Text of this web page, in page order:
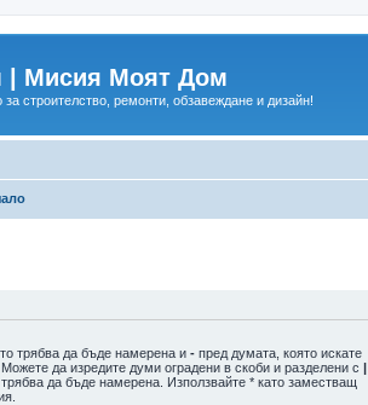
| Мисия Моят Дом
за строителство, ремонти, обзавеждане и дизайн!
трябва да бъде намерена и - пред думата, която искате
да изредите думи оградени в скоби и разделени с |
да бъде намерена. Използвайте * като заместващ